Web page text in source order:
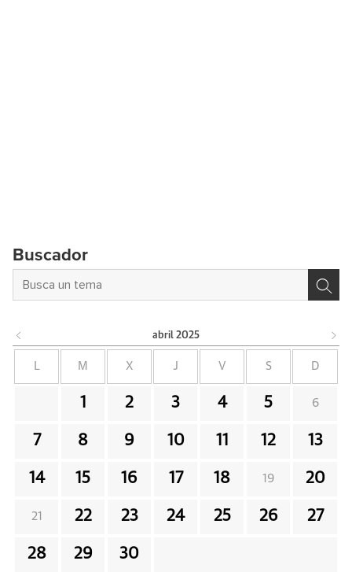
Buscador
abril 2025
L M X J V S D
1 2 3 4 5 6
7 8 9 10 11 12 13
14 15 16 17 18 19 20
21 22 23 24 25 26 27
28 29 30